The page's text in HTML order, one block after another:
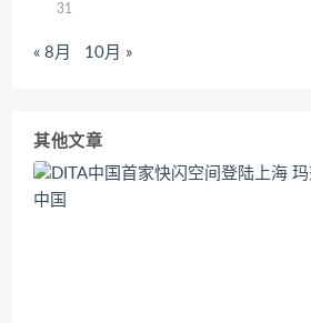
31
« 8月 10月 »
其他文章